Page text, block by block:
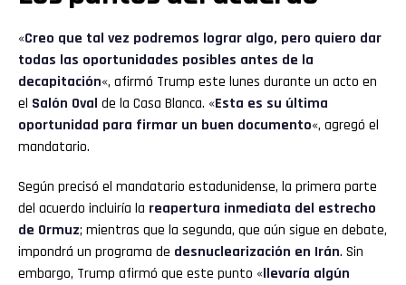
«Creo que tal vez podremos lograr algo, pero quiero dar
todas las oportunidades posibles antes de la
decapitación«, afirmó Trump este lunes durante un acto en
el Salón Oval de la Casa Blanca. «Esta es su última
oportunidad para firmar un buen documento«, agregó el
mandatario.
Según precisó el mandatario estadunidense, la primera parte
del acuerdo incluiría la reapertura inmediata del estrecho
de Ormuz; mientras que la segunda, que aún sigue en debate,
impondrá un programa de desnuclearización en Irán. Sin
embargo, Trump afirmó que este punto «llevaría algún